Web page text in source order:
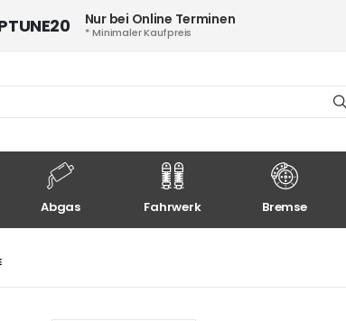
Nur bei Online Terminen
* Minimaler Kaufpreis
Abgas Fahrwerk Bremse